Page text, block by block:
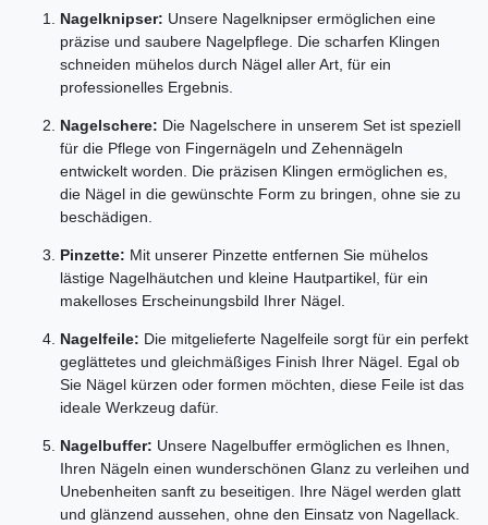
Nagelknipser: Unsere Nagelknipser ermöglichen eine
präzise und saubere Nagelpflege. Die scharfen Klingen
schneiden mühelos durch Nägel aller Art, für ein
professionelles Ergebnis.
Nagelschere: Die Nagelschere in unserem Set ist speziell
für die Pflege von Fingernägeln und Zehennägeln
entwickelt worden. Die präzisen Klingen ermöglichen es,
die Nägel in die gewünschte Form zu bringen, ohne sie zu
beschädigen.
Pinzette: Mit unserer Pinzette entfernen Sie mühelos
lästige Nagelhäutchen und kleine Hautpartikel, für ein
makelloses Erscheinungsbild Ihrer Nägel.
Nagelfeile: Die mitgelieferte Nagelfeile sorgt für ein perfekt
geglättetes und gleichmäßiges Finish Ihrer Nägel. Egal ob
Sie Nägel kürzen oder formen möchten, diese Feile ist das
ideale Werkzeug dafür.
Nagelbuffer: Unsere Nagelbuffer ermöglichen es Ihnen,
Ihren Nägeln einen wunderschönen Glanz zu verleihen und
Unebenheiten sanft zu beseitigen. Ihre Nägel werden glatt
und glänzend aussehen, ohne den Einsatz von Nagellack.